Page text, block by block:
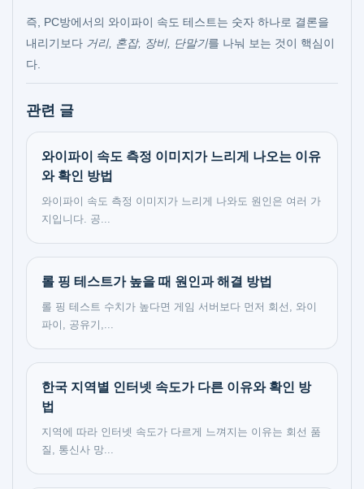
즉, PC방에서의 와이파이 속도 테스트는 숫자 하나로 결론을
내리기보다 거리, 혼잡, 장비, 단말기를 나눠 보는 것이 핵심이
다.
관련 글
와이파이 속도 측정 이미지가 느리게 나오는 이유
와 확인 방법
와이파이 속도 측정 이미지가 느리게 나와도 원인은 여러 가
지입니다. 공...
롤 핑 테스트가 높을 때 원인과 해결 방법
롤 핑 테스트 수치가 높다면 게임 서버보다 먼저 회선, 와이
파이, 공유기,...
한국 지역별 인터넷 속도가 다른 이유와 확인 방
법
지역에 따라 인터넷 속도가 다르게 느껴지는 이유는 회선 품
질, 통신사 망...